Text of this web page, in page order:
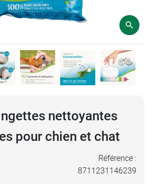
nettoyantes
pour chien et chat
Référence :
8711231146239